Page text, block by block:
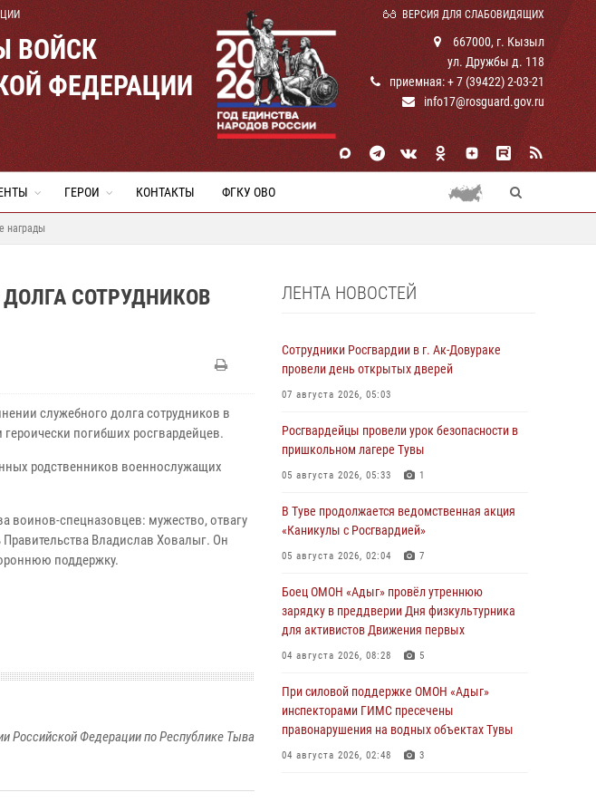
ВЕРСИЯ ДЛЯ СЛАБОВИДЯЩИХ
ВОЙСК
ФЕДЕРАЦИИ
667000, г. Кызыл
ул. Дружбы д. 118
приемная: + 7 (39422) 2-03-21
info17@rosguard.gov.ru
ГЕРОИ КОНТАКТЫ ФГКУ ОВО
награды
СОТРУДНИКОВ
служебного долга сотрудников в
погибших росгвардейцев.
родственников военнослужащих
воинов-спецназовцев: мужество, отвагу
Правительства Владислав Ховалыг. Он
поддержку.
Российской Федерации по Республике Тыва
ЛЕНТА НОВОСТЕЙ
Сотрудники Росгвардии в г. Ак-Довураке
провели день открытых дверей
07 августа 2026, 05:03
Росгвардейцы провели урок безопасности в
пришкольном лагере Тувы
05 августа 2026, 05:33 1
В Туве продолжается ведомственная акция
«Каникулы с Росгвардией»
05 августа 2026, 02:04 7
Боец ОМОН «Адыг» провёл утреннюю
зарядку в преддверии Дня физкультурника
для активистов Движения первых
04 августа 2026, 08:28 5
При силовой поддержке ОМОН «Адыг»
инспекторами ГИМС пресечены
правонарушения на водных объектах Тувы
04 августа 2026, 02:48 3